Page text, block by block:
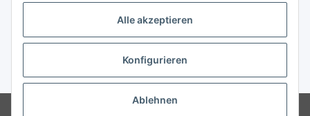
Alle akzeptieren
Konfigurieren
Ablehnen
* Alle Preise inkl. gesetzlicher USt., ** siehe Lieferbedingungen, zzgl.
Versand